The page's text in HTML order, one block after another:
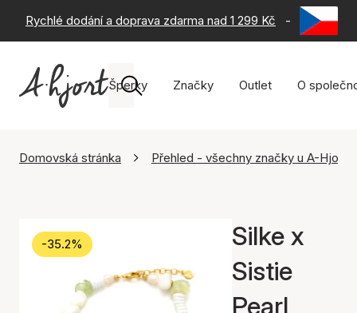
Rychlé dodání a doprava zdarma nad 1 299 Kč - 60 dní
Šperky Značky Outlet O
Domovská stránka Přehled - všechny značky u A-Hjort
-35.2%
Silke x
Sistie
Pearl